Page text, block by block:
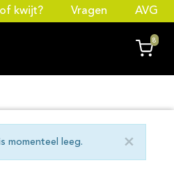
kwijt? Vragen AVG
8
×
momenteel leeg.